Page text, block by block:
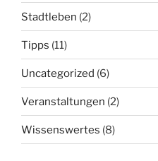
Stadtleben (2)
Tipps (11)
Uncategorized (6)
Veranstaltungen (2)
Wissenswertes (8)